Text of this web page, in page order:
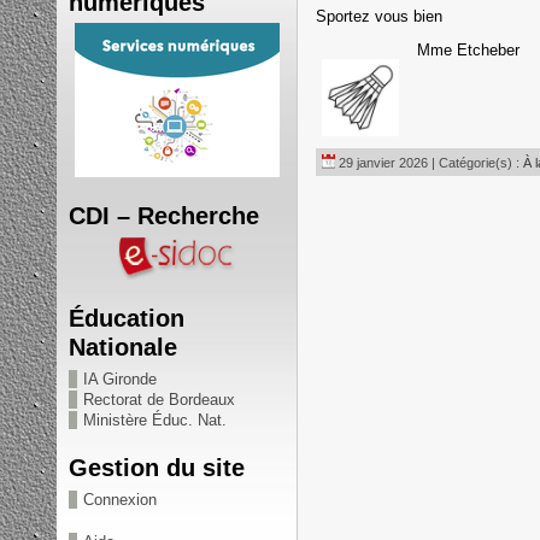
CDI – Recherche
Éducation
Nationale
IA Gironde
Rectorat de Bordeaux
Ministère Éduc. Nat.
Gestion du site
Connexion
Sportez vous bien
Mme Etcheber
29 janvier 2026 | Catégorie(s) : À